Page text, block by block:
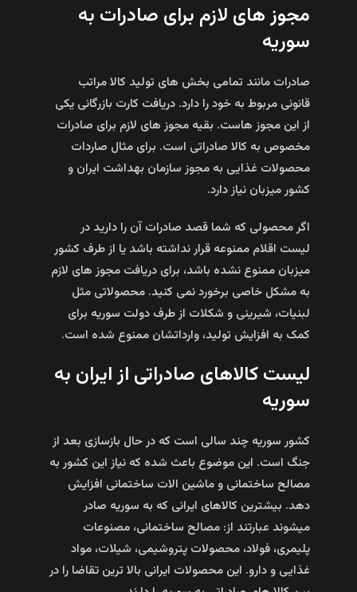
مجوز های لازم برای صادرات به
سوریه
صادرات مانند تمامی بخش های تولید کالا مراتب
قانونی مربوط به خود را دارد. دریافت کارت بازرگانی یکی
از این مجوز هاست. بقیه مجوز های لازم برای صادرات
مخصوص به کالا صادراتی است. برای مثال صاردات
محصولات غذایی به مجوز سازمان بهداشت ایران و
کشور میزبان نیاز دارد.
اگر محصولی که شما قصد صادرات آن را دارید در
لیست اقلام ممنوعه قرار نداشته باشد یا از طرف کشور
میزبان ممنوع نشده باشد، برای دریافت مجوز های لازم
به مشکل خاصی برخورد نمی کنید. محصولاتی مثل
لبنیات، شیرینی و شکلات از طرف دولت سوریه برای
کمک به افزایش تولید، وارداتشان ممنوع شده است.
لیست کالاهای صادراتی از ایران به
سوریه
کشور سوریه چند سالی است که در حال بازسازی بعد از
جنگ است. این موضوع باعث شده که نیاز این کشور به
مصالح ساختمانی و ماشین الات ساختمانی افزایش
دهد. بیشترین کالاهای ایرانی که به سوریه صادر
میشوند عبارتند از: مصالح ساختمانی، مصنوعات
پلیمری، فولاد، محصولات پتروشیمی، شیلات، مواد
غذایی و دارو. این محصولات ایرانی بالا ترین تقاضا را در